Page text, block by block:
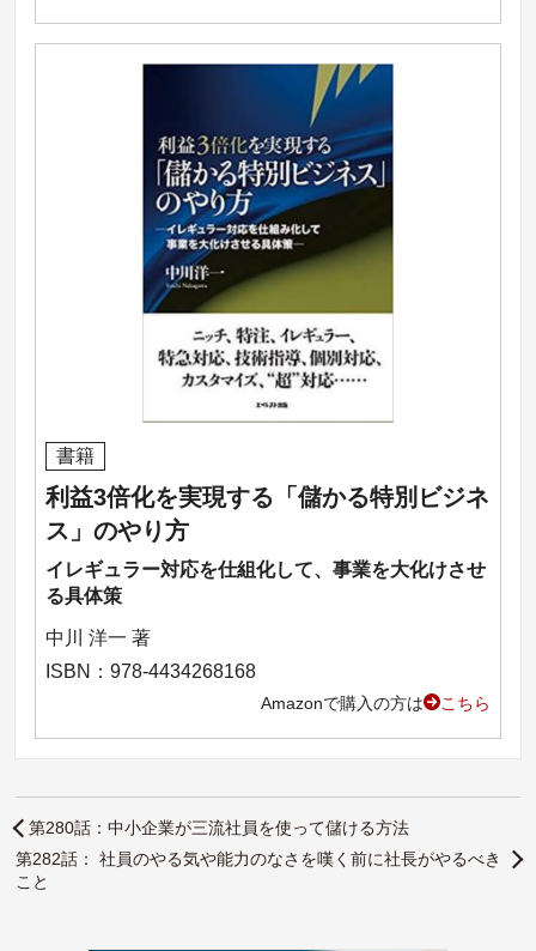
書籍
利益3倍化を実現する「儲かる特別ビジネ
ス」のやり方
イレギュラー対応を仕組化して、事業を大化けさせ
る具体策
中川 洋一 著
ISBN：978-4434268168
Amazonで購入の方は こちら
第280話：中小企業が三流社員を使って儲ける方法
第282話： 社員のやる気や能力のなさを嘆く前に社長がやるべき
こと